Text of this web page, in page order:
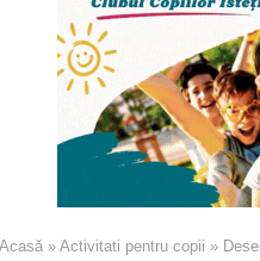
Acasă » Activitati pentru copii »